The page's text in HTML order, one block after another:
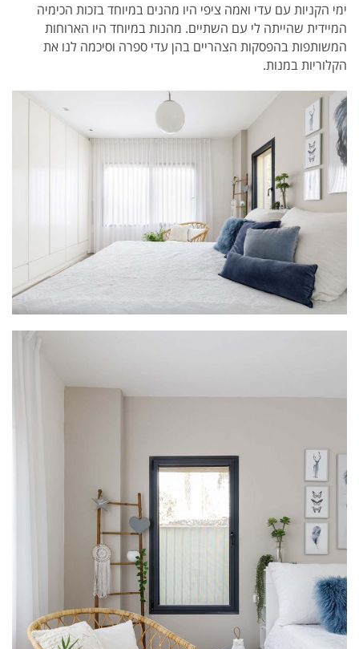
ימי הקניות עם עדי ואמה ציפי היו מהנים במיוחד בזכות הכימיה
המיידית שהייתה לי עם השתיים. מהנות במיוחד היו הארוחות
המשותפות בהפסקות הצהריים בהן עדי ספרה וסיכמה לנו את
הקלוריות במנות.